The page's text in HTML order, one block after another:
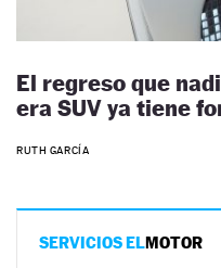
El regreso que
era SUV ya tiene
RUTH GARCÍA
SERVICIOS ELMOTOR